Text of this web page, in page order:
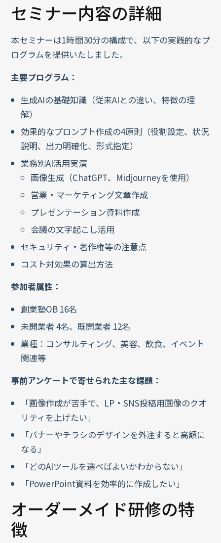
セミナー内容の詳細
本セミナーは1時間30分の構成で、以下の実践的なプ
ログラムを提供いたしました。
主要プログラム：
生成AIの基礎知識（従来AIとの違い、特徴の理
解）
効果的なプロンプト作成の4原則（役割設定、状況
説明、出力明確化、形式指定）
業務別AI活用実演
画像生成（ChatGPT、Midjourneyを使用）
営業・マーケティング文章作成
プレゼンテーション資料作成
会議の文字起こし活用
セキュリティ・著作権等の注意点
コスト対効果の算出方法
参加者属性：
創業塾OB 16名
未開業者 4名、既開業者 12名
業種：コンサルティング、美容、飲食、イベント
関連等
事前アンケートで寄せられた主な課題：
「画像作成が苦手で、LP・SNS投稿用画像のクオ
リティを上げたい」
「バナーやチラシのデザインを外注すると高額に
なる」
「どのAIツールを選べばよいかわからない」
「PowerPoint資料を効率的に作成したい」
オーダーメイド研修の特
徴